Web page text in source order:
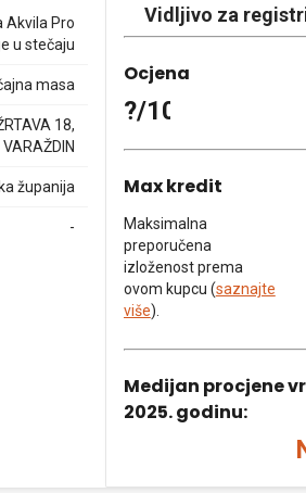
Akvila Pro
u stečaju
masa
18,
županija
-
Vidljivo za
Ocjena
?/10
Max kredit
Maksimalna
preporučena
izloženost prema
ovom kupcu (saznajte
više).
Medijan procjene
2025. godinu: